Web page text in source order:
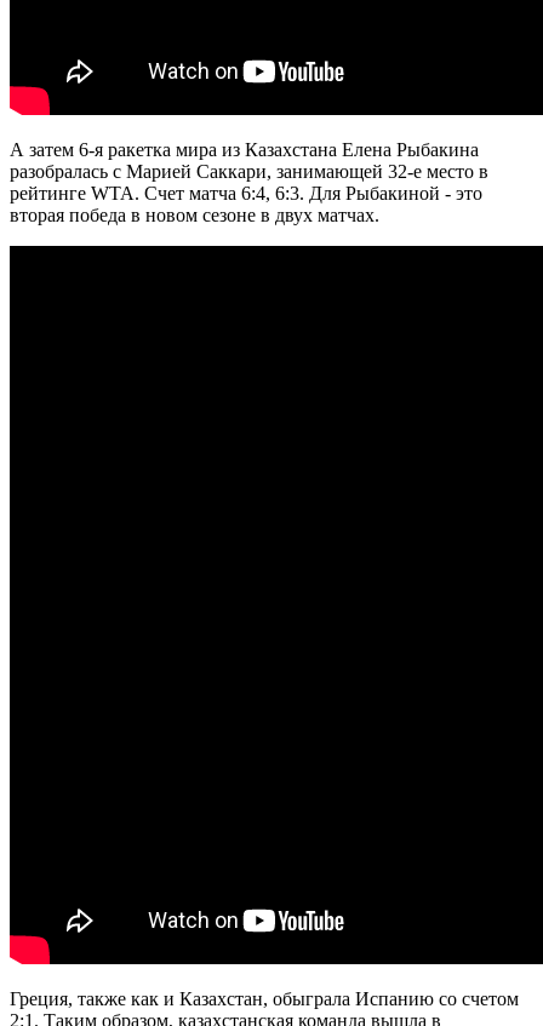
А затем 6-я ракетка мира из Казахстана Елена Рыбакина
разобралась с Марией Саккари, занимающей 32-е место в
рейтинге WTA. Счет матча 6:4, 6:3. Для Рыбакиной - это
вторая победа в новом сезоне в двух матчах.
Греция, также как и Казахстан, обыграла Испанию со счетом
2:1. Таким образом, казахстанская команда вышла в